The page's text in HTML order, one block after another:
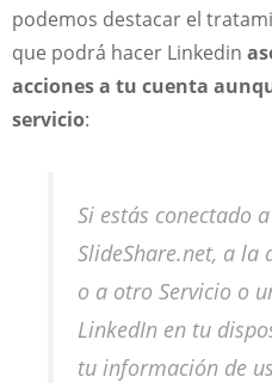
podemos destacar el
que podrá hacer Linkedin
acciones a tu cuenta
servicio:
Si estás conectado
SlideShare.net, a la
o a otro Servicio o
LinkedIn en tu
tu información de